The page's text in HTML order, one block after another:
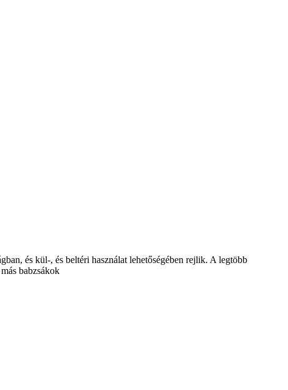
és kül-, és beltéri használat lehetőségében rejlik. A legtöbb
babzsákok